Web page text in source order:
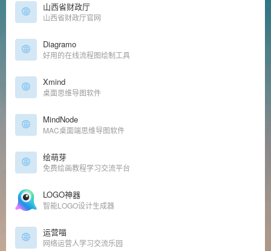
山西省财政厅
山西省财政厅官网
Diagramo
好用的在线流程图绘制工具
Xmind
桌面思维导图软件
MindNode
MAC桌面端思维导图软件
绘萌芽
免费绘画教程学习交流平台
LOGO神器
智能LOGO设计生成器
运营喵
网络运营人学习交流乐园